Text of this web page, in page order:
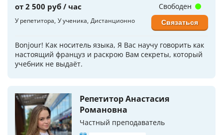
от 2 500 руб / час
У репетитора У ученика Дистанционно
Bonjour! Как носитель языка, Я Вас научу говорить как
настоящий француз и раскрою Вам секреты, который
учебник не выдаёт.
Свободен
Связаться
Репетитор Анастасия
Романовна
Частный преподаватель